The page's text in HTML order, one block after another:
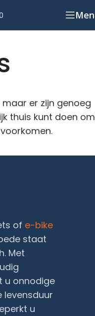
er zijn genoeg
thuis kunt doen om
of e-bike
staat
Met
u onnodige
levensduur
u